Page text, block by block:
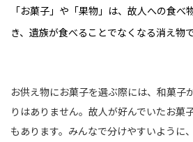
「お菓子」や「果物」は、故人への食べ
き、遺族が食べることでなくなる消え物で
お供え物にお菓子を選ぶ際には、和菓子
りはありません。故人が好んでいたお菓
もあります。みんなで分けやすいように